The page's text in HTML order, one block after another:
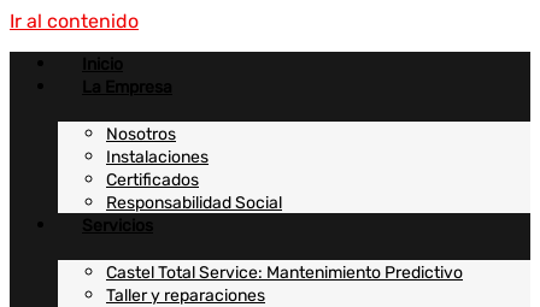
Ir al contenido
Inicio
La Empresa
Nosotros
Instalaciones
Certificados
Responsabilidad Social
Servicios
Castel Total Service: Mantenimiento Predictivo
Taller y reparaciones